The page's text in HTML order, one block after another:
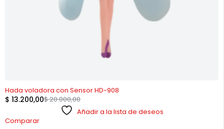
-34%
Hada voladora con Sensor HD-908
$20.000,00
$ 13.200,00
Añadir a la lista de deseos
Comparar